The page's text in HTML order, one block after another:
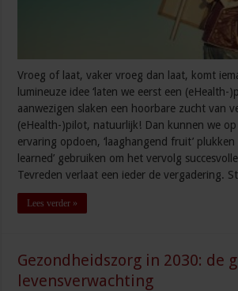
Vroeg of laat, vaker vroeg dan laat, komt
lumineuze idee ‘laten we eerst een (eHealth-
aanwezigen slaken een hoorbare zucht van
(eHealth-)pilot, natuurlijk! Dan kunnen we op
ervaring opdoen, ‘laaghangend fruit’ plukken
learned’ gebruiken om het vervolg
Tevreden verlaat een ieder de vergadering.
Lees verder »
Gezondheidszorg in 2030: de
levensverwachting